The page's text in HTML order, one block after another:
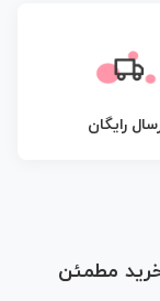
رایگان
مطمئن